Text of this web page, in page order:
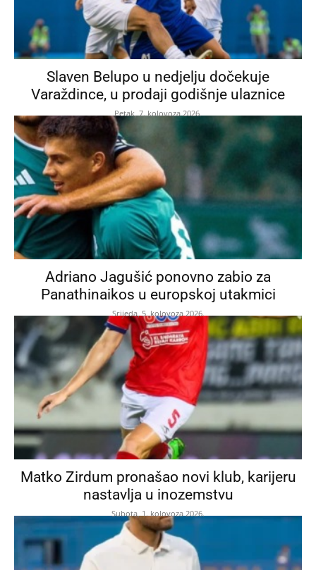
Slaven Belupo u nedjelju dočekuje
Varaždince, u prodaji godišnje ulaznice
Petak, 7. kolovoza 2026.
Adriano Jagušić ponovno zabio za
Panathinaikos u europskoj utakmici
Srijeda, 5. kolovoza 2026.
Matko Zirdum pronašao novi klub, karijeru
nastavlja u inozemstvu
Subota, 1. kolovoza 2026.